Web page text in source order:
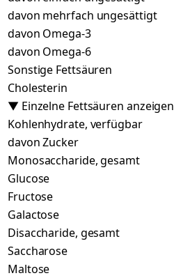
davon mehrfach ungesättigt
davon Omega-3
davon Omega-6
Sonstige Fettsäuren
Cholesterin
▼ Einzelne Fettsäuren
Kohlenhydrate, verfügbar
davon Zucker
Monosaccharide, gesamt
Glucose
Fructose
Galactose
Disaccharide, gesamt
Saccharose
Maltose